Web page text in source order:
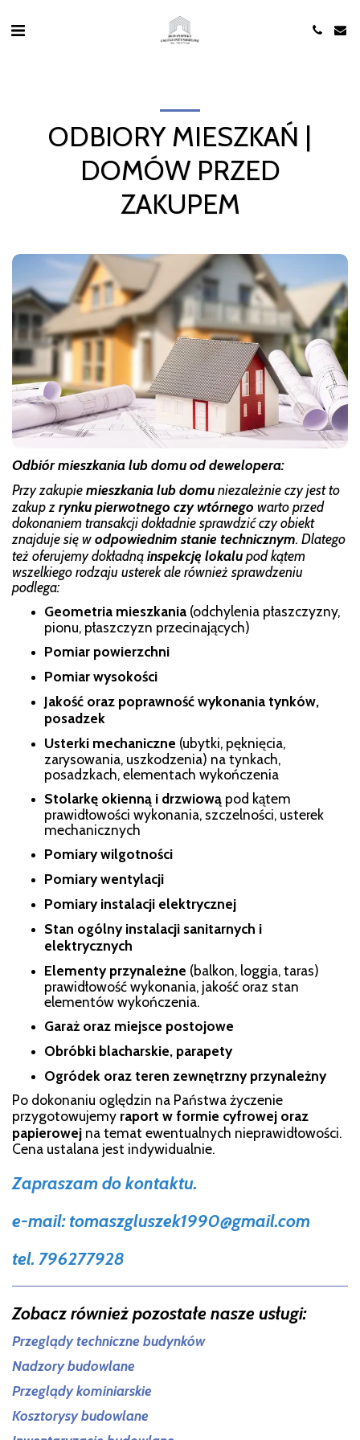
ODBIORY MIESZKAŃ |
DOMÓW PRZED
ZAKUPEM
Odbiór mieszkania lub domu od dewelopera:
Przy zakupiemieszkania lub domuniezależnie czy jest to
zakup zrynku pierwotnego czy wtórnego warto przed
dokonaniem transakcji dokładnie sprawdzić czy obiekt
znajduje się wodpowiednim stanie technicznym. Dlatego
też oferujemy dokładnąinspekcję lokalupod kątem
wszelkiego rodzaju usterek ale również sprawdzeniu
podlega:
Geometria mieszkania (odchylenia płaszczyzny,
pionu, płaszczyzn przecinających)
Pomiar powierzchni
Pomiar wysokości
Jakość oraz poprawność wykonania tynków,
posadzek
Usterki mechaniczne (ubytki, pęknięcia,
zarysowania, uszkodzenia) na tynkach,
posadzkach, elementach wykończenia
Stolarkę okienną i drzwiową pod kątem
prawidłowości wykonania, szczelności, usterek
mechanicznych
Pomiary wilgotności
Pomiary wentylacji
Pomiary instalacji elektrycznej
Stan ogólny instalacji sanitarnych i
elektrycznych
Elementy przynależne (balkon, loggia, taras)
prawidłowość wykonania, jakość oraz stan
elementów wykończenia.
Garaż oraz miejsce postojowe
Obróbki blacharskie, parapety
Ogródek oraz teren zewnętrzny przynależny
Po dokonaniu oględzin na Państwa życzenie
przygotowujemy raport w formie cyfrowej oraz
papierowej na temat ewentualnych nieprawidłowości.
Cena ustalana jest indywidualnie.
Zapraszam do kontaktu.
e-mail: tomaszgluszek1990@gmail.com
tel. 796277928
Zobacz również pozostałe nasze usługi:
Przeglądy techniczne budynków
Nadzory budowlane
Przeglądy kominiarskie
Kosztorysy budowlane